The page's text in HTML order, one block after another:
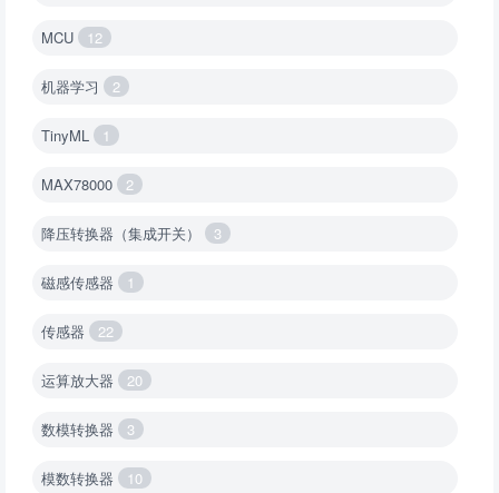
MCU 12
机器学习 2
TinyML 1
MAX78000 2
降压转换器（集成开关） 3
磁感传感器 1
传感器 22
运算放大器 20
数模转换器 3
模数转换器 10